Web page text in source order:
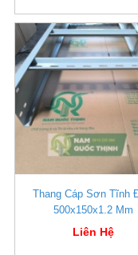
Thang Cáp Sơn Tĩnh
500x150x1.2 Mm
Liên Hệ